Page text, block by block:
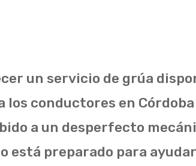
un servicio de grúa
conductores en Córdoba
a un desperfecto
está preparado para